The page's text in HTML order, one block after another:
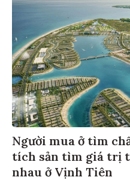
Người mua ở tìm
tích sản tìm giá trị
nhau ở Vịnh Tiên